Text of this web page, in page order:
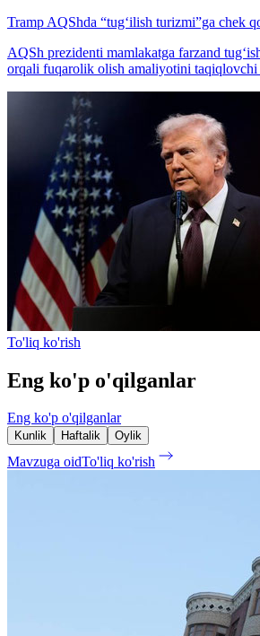
Tramp AQShda “tug‘ilish turizmi”ga chek
AQSh prezidenti mamlakatga farzand
orqali fuqarolik olish amaliyotini
To'liq ko'rish
Eng ko'p o'qilganlar
Eng ko'p o'qilganlar
Kunlik Haftalik Oylik
Mavzuga oidTo'liq ko'rish